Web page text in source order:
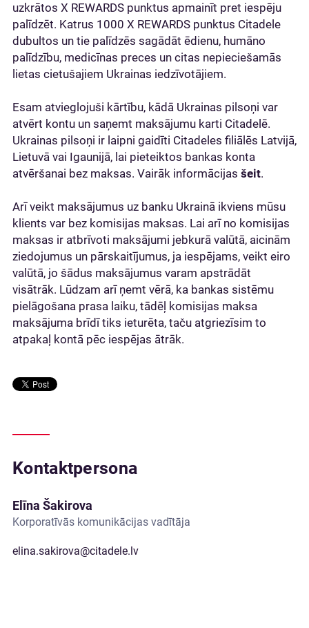
uzkrātos X REWARDS punktus apmainīt pret iespēju
palīdzēt. Katrus 1000 X REWARDS punktus Citadele
dubultos un tie palīdzēs sagādāt ēdienu, humāno
palīdzību, medicīnas preces un citas nepieciešamās
lietas cietušajiem Ukrainas iedzīvotājiem.
Esam atvieglojuši kārtību, kādā Ukrainas pilsoņi var
atvērt kontu un saņemt maksājumu karti Citadelē.
Ukrainas pilsoņi ir laipni gaidīti Citadeles filiālēs Latvijā,
Lietuvā vai Igaunijā, lai pieteiktos bankas konta
atvēršanai bez maksas. Vairāk informācijas šeit.
Arī veikt maksājumus uz banku Ukrainā ikviens mūsu
klients var bez komisijas maksas. Lai arī no komisijas
maksas ir atbrīvoti maksājumi jebkurā valūtā, aicinām
ziedojumus un pārskaitījumus, ja iespējams, veikt eiro
valūtā, jo šādus maksājumus varam apstrādāt
visātrāk. Lūdzam arī ņemt vērā, ka bankas sistēmu
pielāgošana prasa laiku, tādēļ komisijas maksa
maksājuma brīdī tiks ieturēta, taču atgriezīsim to
atpakaļ kontā pēc iespējas ātrāk.
Kontaktpersona
Elīna Šakirova
Korporatīvās komunikācijas vadītāja
elina.sakirova@citadele.lv